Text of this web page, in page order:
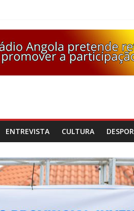
ENTREVISTA CULTURA